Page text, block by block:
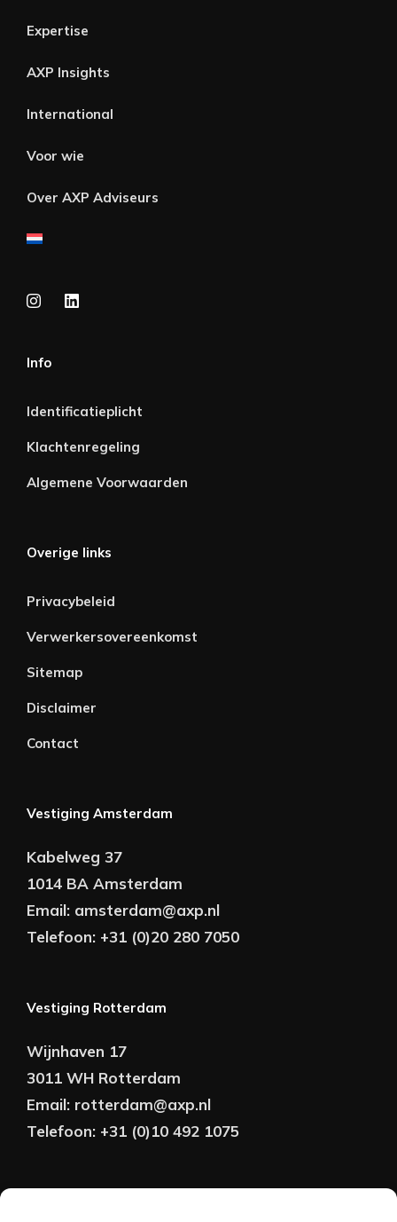
Expertise
AXP Insights
International
Voor wie
Over AXP Adviseurs
Info
Identificatieplicht
Klachtenregeling
Algemene Voorwaarden
Overige links
Privacybeleid
Verwerkersovereenkomst
Sitemap
Disclaimer
Contact
Vestiging Amsterdam
Kabelweg 37
1014 BA Amsterdam
Email: amsterdam@axp.nl
Telefoon: +31 (0)20 280 7050
Vestiging Rotterdam
Wijnhaven 17
3011 WH Rotterdam
Email: rotterdam@axp.nl
Telefoon: +31 (0)10 492 1075